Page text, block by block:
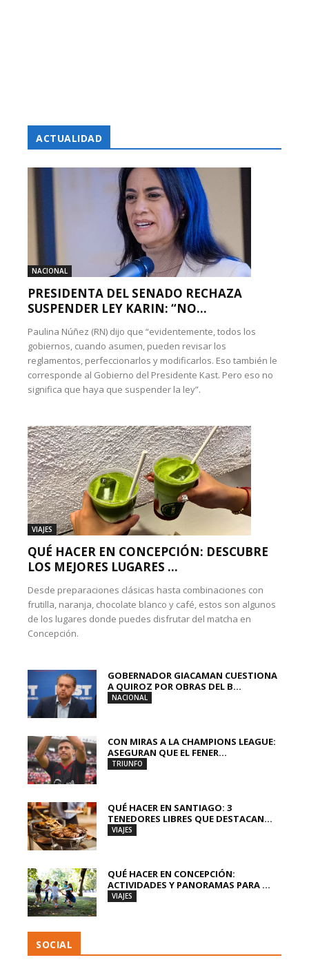
ACTUALIDAD
NACIONAL
PRESIDENTA DEL SENADO RECHAZA
SUSPENDER LEY KARIN: “NO...
Paulina Núñez (RN) dijo que “evidentemente, todos los
gobiernos, cuando asumen, pueden revisar los
reglamentos, perfeccionarlos y modificarlos. Eso también le
corresponde al Gobierno del Presidente Kast. Pero eso no
significa que haya que suspender la ley”.
VIAJES
QUÉ HACER EN CONCEPCIÓN: DESCUBRE
LOS MEJORES LUGARES ...
Desde preparaciones clásicas hasta combinaciones con
frutilla, naranja, chocolate blanco y café, estos son algunos
de los lugares donde puedes disfrutar del matcha en
Concepción.
GOBERNADOR GIACAMAN CUESTIONA
A QUIROZ POR OBRAS DEL B...
NACIONAL
CON MIRAS A LA CHAMPIONS LEAGUE:
ASEGURAN QUE EL FENER...
TRIUNFO
QUÉ HACER EN SANTIAGO: 3
TENEDORES LIBRES QUE DESTACAN...
VIAJES
QUÉ HACER EN CONCEPCIÓN:
ACTIVIDADES Y PANORAMAS PARA ...
VIAJES
SOCIAL